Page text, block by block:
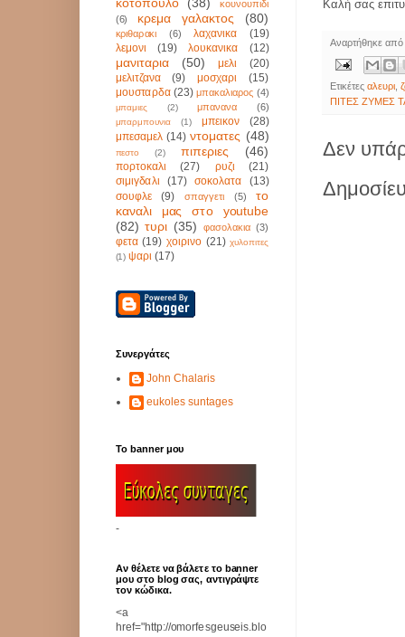
Καλή σας
Αναρτήθηκε
Ετικέτεςαλευρι ,
ΠΙΤΕΣ ΖΥΜΕΣ
Δεν
κουνουπιδι
(6)
κρεμα γαλακτος (80)
κριθαρακι (6) λαχανικα
(19)
λεμονι
(19) λουκανικα (12)
μανιταρια (50) μελι
(20)
μελιτζανα
(9) μοσχαρι
(15)
μουσταρδα (23) μπακαλιαρος (4)
μπαμιες (2) μπανανα (6)
μπαρμπουνια (1) μπεικον
(28)
μπεσαμελ (14) ντοματες (48)
πεστο (2) πιπεριες (46)
πορτοκαλι (27) ρυζι
(21)
σιμιγδαλι
(17) σοκολατα
(13)
σουφλε
(9) σπαγγετι (5)
το
καναλι μας στο youtube
(82) τυρι (35) φασολακια (3)
φετα (19) χοιρινο (21) χυλοπιτες
(1) ψαρι (17)
Συνεργάτες
John Chalaris
eukoles suntages
Το banner μου
-
Αν θέλετε να βάλετε το banner
μου στο blog σας, αντιγράψτε
τον κώδικα.
<a
href="http://omorfesgeuseis.blo